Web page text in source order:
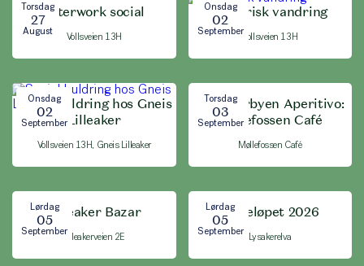
Torsdag
27
August
Afterwork social
Vollsveien 13H
Onsdag
02
September
Historisk vandring
Vollsveien 13H
Onsdag
02
September
Sosial buldring hos Gneis
Lilleaker
Vollsveien 13H, Gneis Lilleaker
Torsdag
03
September
Lilleakerbyen Aperitivo:
Møllefossen Café
Møllefossen Café
Lørdag
05
September
Lilleaker Bazar
Lilleakerveien 2E
Lørdag
05
September
Andeløpet 2026
Lysakerelva